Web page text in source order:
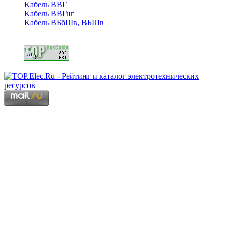
Кабель ВВГ
Кабель ВВГнг
Кабель ВБбШв, ВБШв